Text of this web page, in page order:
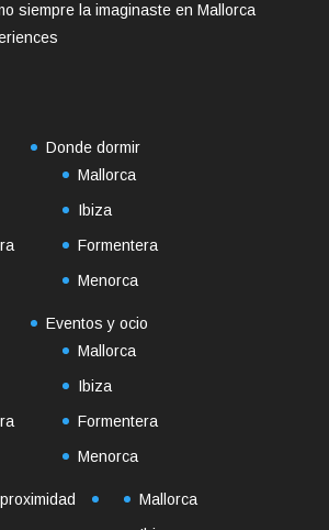
siempre la imaginaste en Mallorca
Donde dormir
Mallorca
Ibiza
Formentera
Menorca
Eventos y ocio
Mallorca
Ibiza
Formentera
Menorca
Mallorca